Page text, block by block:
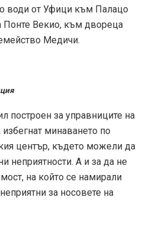
води от Уфици към Палацо
Понте Векио, към двореца
Медичи.
построен за управниците на
минаването по
център, където можели да
неприятности. А и за да не
на който се намирали
за носовете на